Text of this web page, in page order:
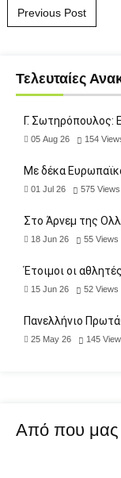
Post
Previous Post
Τελευταίες
Γ. Σωτηρόπουλος:
05 Aug 26 154
Με δέκα
01 Jul 26 575 Views
Στο Άρνεμ της
18 Jun 26 55 Views
Έτοιμοι οι
15 Jun 26 52 Views
Πανελλήνιο
25 May 26 145
Από που μας